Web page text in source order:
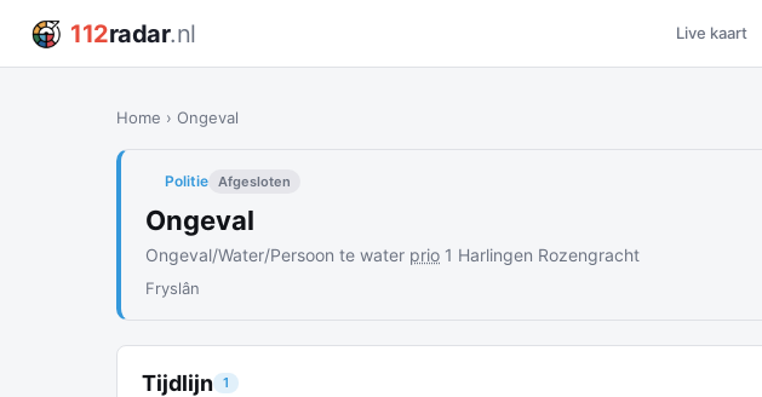
112radar.nl Live kaart
Home › Ongeval
Politie Afgesloten
Ongeval
Ongeval/Water/Persoon te water prio 1 Harlingen Rozengracht
Fryslân
Tijdlijn 1